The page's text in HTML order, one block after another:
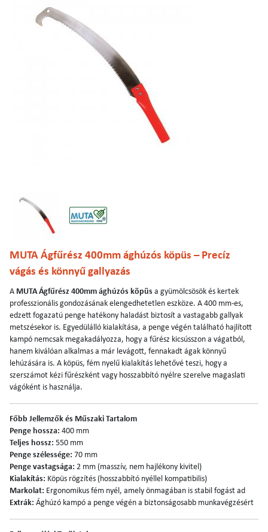
MUTA Ágfűrész 400mm ághúzós köpüs – Precíz
vágás és könnyű gallyazás
A MUTA Ágfűrész 400mm ághúzós köpüs a gyümölcsösök és kertek
professzionális gondozásának elengedhetetlen eszköze. A 400 mm-es,
edzett fogazatú penge hatékony haladást biztosít a vastagabb gallyak
metszésekor is. Egyedülálló kialakítása, a penge végén található hajlított
kampó nemcsak megakadályozza, hogy a fűrész kicsússzon a vágatból,
hanem kiválóan alkalmas a már levágott, fennakadt ágak könnyű
lehúzására is. A köpüs, fém nyelű kialakítás lehetővé teszi, hogy a
szerszámot kézi fűrészként vagy hosszabbító nyélre szerelve magaslati
vágóként is használja.
Főbb Jellemzők és Műszaki Tartalom
Penge hossza: 400 mm
Teljes hossz: 550 mm
Penge szélessége: 70 mm
Penge vastagsága: 2 mm (masszív, nem hajlékony kivitel)
Kialakítás: Köpüs rögzítés (hosszabbító nyéllel kompatibilis)
Markolat: Ergonomikus fém nyél, amely önmagában is stabil fogást ad
Extrák: Ághúzó kampó a penge végén a biztonságosabb munkavégzésért